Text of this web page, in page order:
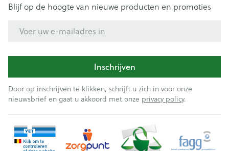
Blijf op de hoogte van nieuwe producten en promoties
Inschrijven
Door op inschrijven te klikken, schrijft u zich in voor onze
nieuwsbrief en gaat u akkoord met onze privacy policy.